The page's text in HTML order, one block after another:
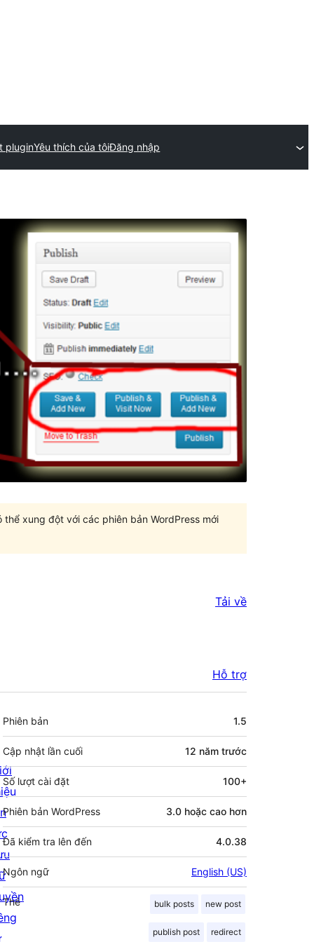
pluginYêu thích của tôiĐăng nhập
xung đột với các phiên bản WordPress mới
Tải về
Hỗ trợ
Meta
Phiên bản 1.5
Cập nhật lần cuối 12 năm trước
Số lượt cài đặt 100+
Phiên bản WordPress 3.0 hoặc cao hơn
Đã kiểm tra lên đến 4.0.38
Ngôn ngữ English (US)
Thẻ bulk posts new post
publish post redirect